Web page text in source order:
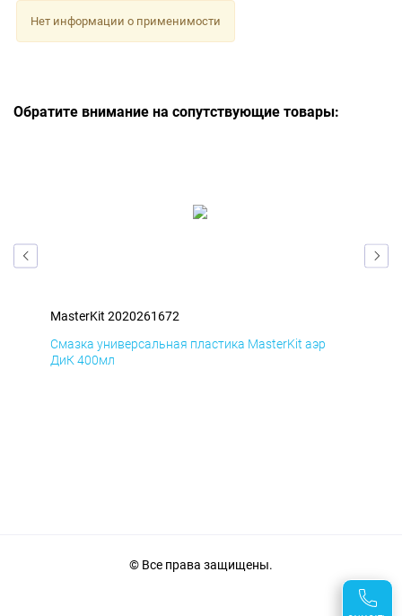
Нет информации о применимости
Обратите внимание на сопутствующие товары:
MasterKit 2020261672
Смазка универсальная пластика MasterKit аэр
ДиК 400мл
© Все права защищены.